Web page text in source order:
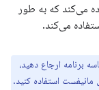
می‌کند که به طور
می‌کند.
برنامه ارجاع دهید،
استفاده کنید.